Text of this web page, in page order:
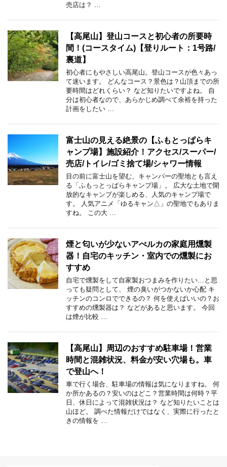
売店は？ …
【高尾山】登山コースと初心者の所要時
間！(コースタイム)【登りルート：1号路/
裏道】
初心者にもやさしい高尾山。登山コースが色々あっ
て迷います。 どんなコース？景色は？山頂までの所
要時間はどれくらい？ など知りたいですよね。 自
分は初心者なので、あらかじめ調べて余裕を持った
計画をしたい …
富士山の見える絶景の【ふもとっぱらキ
ャンプ場】施設紹介！アクセス/スーパー/
売店/トイレ/ゴミ捨て場/シャワー情報
目の前に富士山を望む、キャンパーの聖地とも言え
る「ふもっとっぱらキャンプ場」。 広大な土地で開
放的なキャンプが楽しめる、人気のキャンプ場で
す。 人気アニメ「ゆるキャン△」の聖地でもありま
すね。 この大 …
煙と匂いが少ないアぺルカの家庭用燻製
器！自宅のキッチン・室内での燻製にお
すすめ
自宅で燻製をして自家製おつまみを作りたい…と思
っても疑問として、 煙の臭いがつかないか心配 キ
ッチンのコンロでできるの？ 何を使えばいいの？お
すすめの燻製器は？ などがあると思います。 今回
は煙が比較 …
【高尾山】周辺のおすすめ駐車場！営業
時間と混雑状況、料金が安い穴場も。車
で登山へ！
車で行く場合、駐車場の情報は気になりますね。 何
か所かあるの？安いのはどこ？営業時間は何時？平
日、休日によって混雑状況は？ など知りたいことは
山ほど。 調べた情報だけではなく、実際に行ったと
きの情報を …